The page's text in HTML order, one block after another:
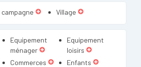
campagne Village
Equipement
ménager
Equipement
loisirs
Commerces
Enfants